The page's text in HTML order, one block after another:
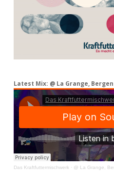
Latest Mix: @ La Grange,
Das Kraftfuttermischwerk · @ La Grange,